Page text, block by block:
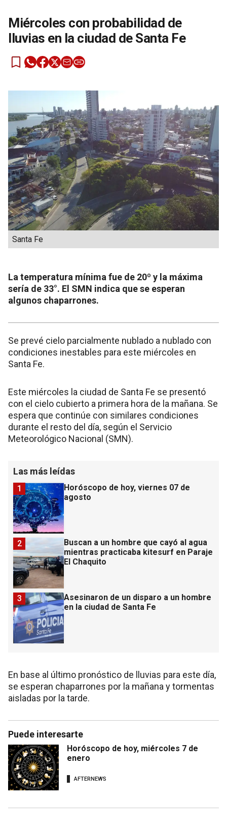
Miércoles con probabilidad de
lluvias en la ciudad de Santa Fe
Santa Fe
La temperatura mínima fue de 20º y la máxima
sería de 33°. El SMN indica que se esperan
algunos chaparrones.
Se prevé cielo parcialmente nublado a nublado con
condiciones inestables para este miércoles en
Santa Fe.
Este miércoles la ciudad de Santa Fe se presentó
con el cielo cubierto a primera hora de la mañana. Se
espera que continúe con similares condiciones
durante el resto del día, según el Servicio
Meteorológico Nacional (SMN).
Las más leídas
Horóscopo de hoy, viernes 07 de
agosto
1
Buscan a un hombre que cayó al agua
mientras practicaba kitesurf en Paraje
El Chaquito
2
Asesinaron de un disparo a un hombre
en la ciudad de Santa Fe
3
En base al último pronóstico de lluvias para este día,
se esperan chaparrones por la mañana y tormentas
aisladas por la tarde.
Puede interesarte
Horóscopo de hoy, miércoles 7 de
enero
AFTERNEWS